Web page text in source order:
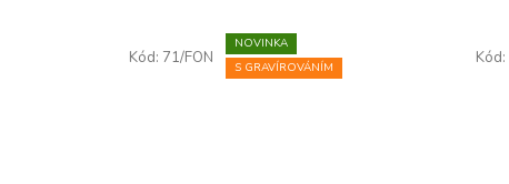
Kód: 71/FON
NOVINKA
S GRAVÍROVÁNÍM
Kód: